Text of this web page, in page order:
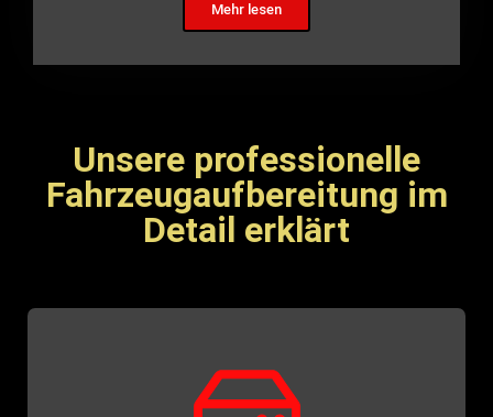
Mehr lesen
Unsere professionelle
Fahrzeugaufbereitung im
Detail erklärt